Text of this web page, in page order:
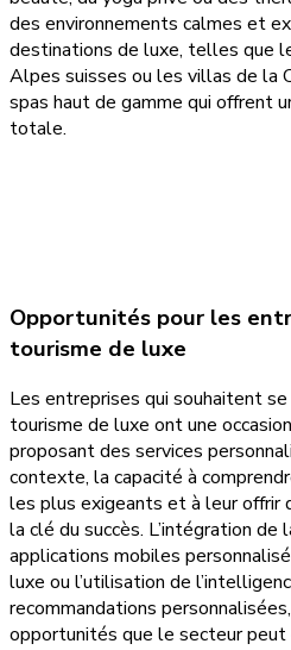
des environnements calmes et
destinations de luxe, telles que
Alpes suisses ou les villas de la
spas haut de gamme qui offrent
totale.
Opportunités pour les
tourisme de luxe
Les entreprises qui souhaitent
tourisme de luxe ont une
proposant des services
contexte, la capacité à
les plus exigeants et à leur offrir
la clé du succès. L’intégration
applications mobiles
luxe ou l’utilisation de
recommandations
opportunités que le secteur